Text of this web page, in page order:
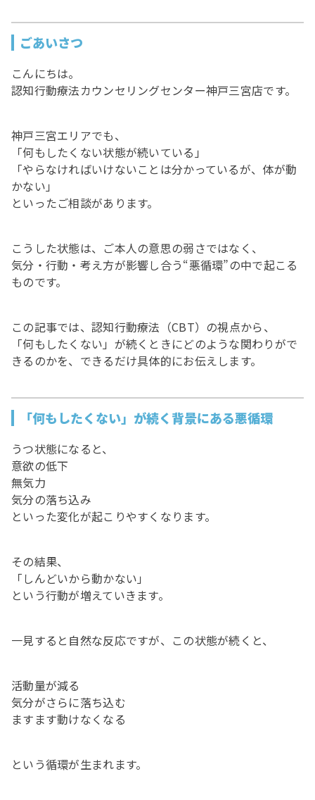
ごあいさつ
こんにちは。
認知行動療法カウンセリングセンター神戸三宮店です。
神戸三宮エリアでも、
「何もしたくない状態が続いている」
「やらなければいけないことは分かっているが、体が動
かない」
といったご相談があります。
こうした状態は、ご本人の意思の弱さではなく、
気分・行動・考え方が影響し合う“悪循環”の中で起こる
ものです。
この記事では、認知行動療法（CBT）の視点から、
「何もしたくない」が続くときにどのような関わりがで
きるのかを、できるだけ具体的にお伝えします。
「何もしたくない」が続く背景にある悪循環
うつ状態になると、
意欲の低下
無気力
気分の落ち込み
といった変化が起こりやすくなります。
その結果、
「しんどいから動かない」
という行動が増えていきます。
一見すると自然な反応ですが、この状態が続くと、
活動量が減る
気分がさらに落ち込む
ますます動けなくなる
という循環が生まれます。